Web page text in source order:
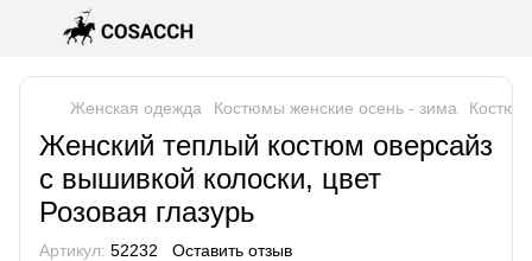
Женская одежда Костюмы женские осень - зима
Женский теплый костюм оверсайз
с вышивкой колоски, цвет
Розовая глазурь
Артикул: 52232 Оставить отзыв